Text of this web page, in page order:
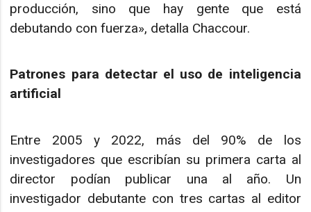
producción, sino que hay gente que está
debutando con fuerza», detalla Chaccour.
Patrones para detectar el uso de inteligencia
artificial
Entre 2005 y 2022, más del 90% de los
investigadores que escribían su primera carta al
director podían publicar una al año. Un
investigador debutante con tres cartas al editor